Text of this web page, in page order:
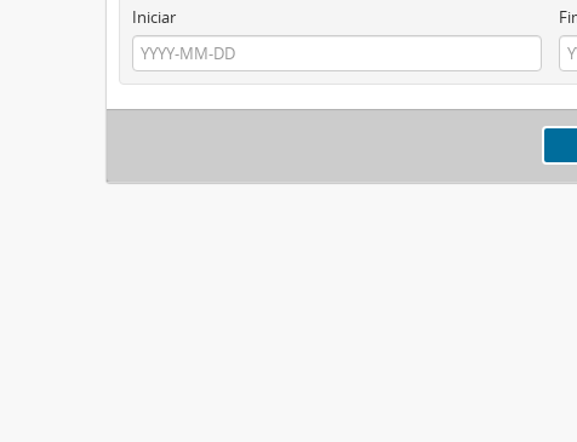
Iniciar